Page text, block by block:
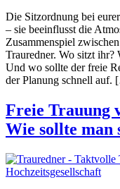
Die Sitzordnung bei
– sie beeinflusst die
Zusammenspiel
Trauredner. Wo sitzt ihr?
Und wo sollte der freie
der Planung schnell
Freie Trauung
Wie sollte man